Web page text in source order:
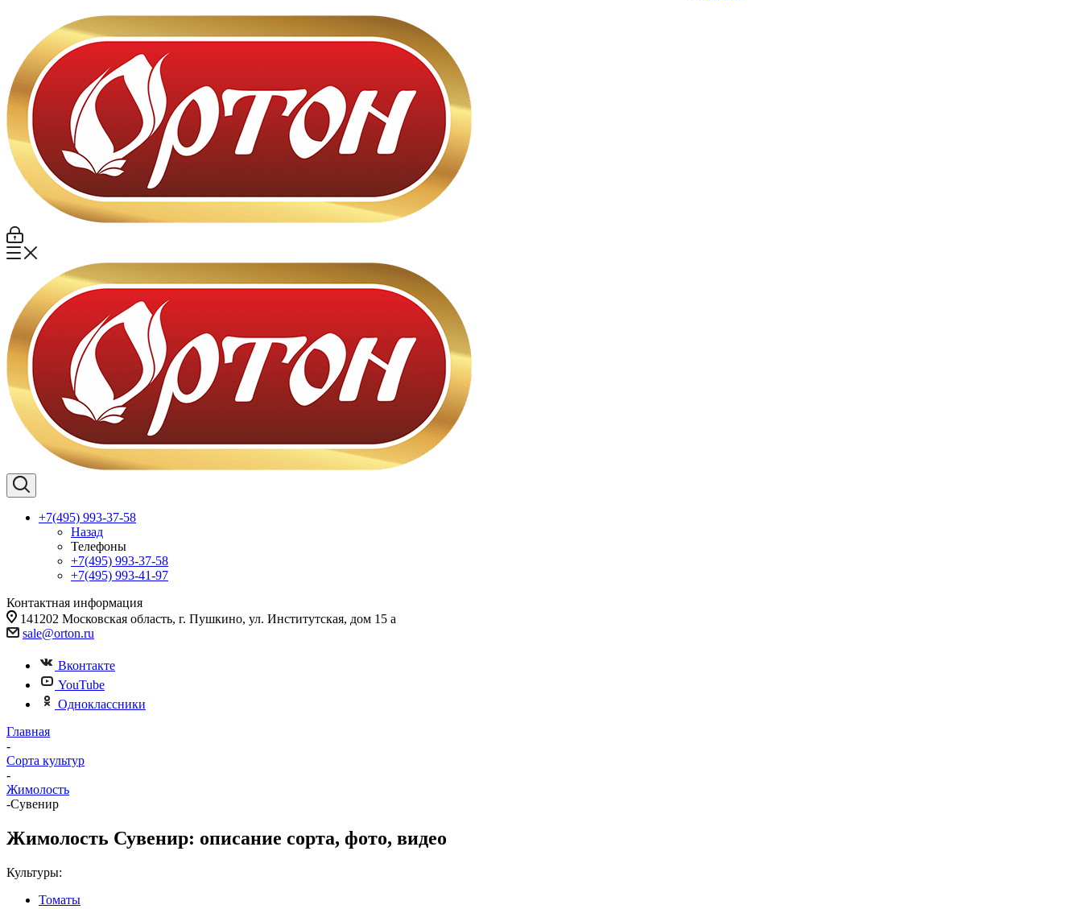
+7(495) 993-37-58
Назад
Телефоны
+7(495) 993-37-58
+7(495) 993-41-97
Контактная информация
141202 Московская область, г. Пушкино, ул. Институтская, дом 15 а
sale@orton.ru
Вконтакте
YouTube
Одноклассники
Главная
-
Сорта культур
-
Жимолость
-Сувенир
Жимолость Сувенир: описание сорта, фото, видео
Культуры:
Томаты